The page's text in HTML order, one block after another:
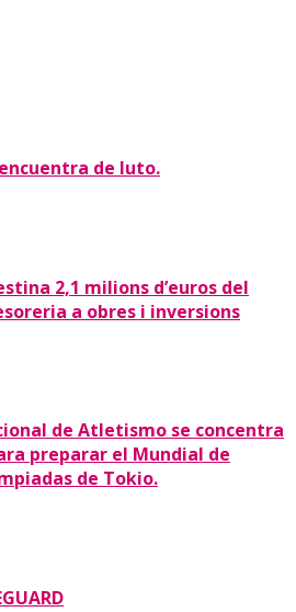
de luto.
2,1 milions d’euros del
a obres i inversions
de Atletismo se concentra
preparar el Mundial de
de Tokio.